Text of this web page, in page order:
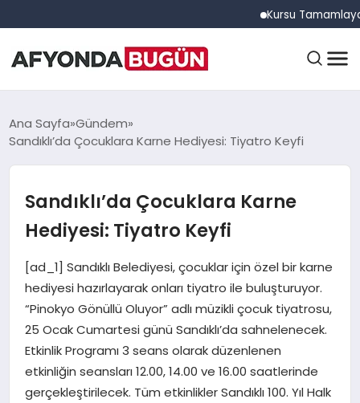
Kursu Tamamlayan
ANASAYFA
EĞITIM
DÜNYA
EKONOMI
Ana Sayfa Gündem
Sandıklı’da Çocuklara Karne Hediyesi: Tiyatro Keyfi
Sandıklı’da Çocuklara Karne
Hediyesi: Tiyatro Keyfi
[ad_1] Sandıklı Belediyesi, çocuklar için özel bir karne
hediyesi hazırlayarak onları tiyatro ile buluşturuyor.
“Pinokyo Gönüllü Oluyor” adlı müzikli çocuk tiyatrosu,
25 Ocak Cumartesi günü Sandıklı’da sahnelenecek.
Etkinlik Programı 3 seans olarak düzenlenen
etkinliğin seansları 12.00, 14.00 ve 16.00 saatlerinde
gerçekleştirilecek. Tüm etkinlikler Sandıklı 100. Yıl Halk